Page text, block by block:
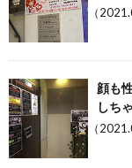
（
顔も
しち
（